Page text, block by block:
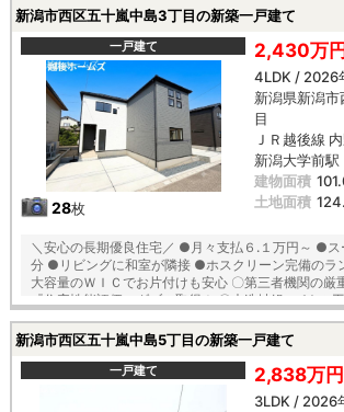
は安心の２０年保証！ 〇建物は安心の１０年保証（
可※条件有） 〇雨で汚れを落とす機能付き『外壁サイ
強い日差しをカット、冬は暖か『全窓複層ガラス・
シ』 【教育】 西内野小学校 徒歩１４分 内野中学
新潟市西区五十嵐中島3丁目の新築一戸建て
一戸建て
28枚
2,430万円
4LDK / 2026
新潟県新潟
目
ＪＲ越後線
新潟大学前
建物面積
土地面積
＼安心の長期優良住宅／ ●月々支払６.１万円～ ●ス
分 ●リビングに和室が隣接 ●ホスクリーン完備の
大容量のＷＩＣでお片付けも安心 〇第三者機関の厳重チェックによる
『住宅性能評価』ダブル取得！ 〇木造軸組×パネル
は安心の２０年保証！ 〇建物は安心の１０年保証（
可※条件有） 〇雨で汚れを落とす機能付き『外壁サイ
強い日差しをカット、冬は暖か『全窓複層ガラス・
シ』 【教育】 西内野小学校 徒歩１４分 内野中学
新潟市西区五十嵐中島5丁目の新築一戸建て
一戸建て 2,838万円
3LDK / 2026